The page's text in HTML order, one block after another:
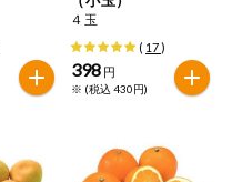
のが含まれていない商品
４玉
( 17)
398 円
※ (税込 430円)